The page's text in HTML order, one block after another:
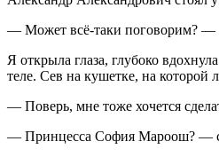
— Может всё-таки поговорим? —
Я открыла глаза, глубоко
теле. Сев на кушетке, на которой
— Поверь, мне тоже хочется
— Принцесса София Мароош? — с